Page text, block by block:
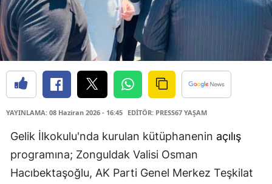
YAYINLAMA: 08 Haziran 2026 - 16:45 EDİTÖR: PRESS67 YAŞAM
Gelik İlkokulu'nda kurulan kütüphanenin açılış
programına; Zonguldak Valisi Osman
Hacıbektaşoğlu, AK Parti Genel Merkez Teşkilat